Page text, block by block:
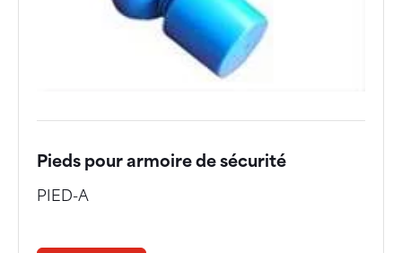
Pieds pour armoire de sécurité
PIED-A